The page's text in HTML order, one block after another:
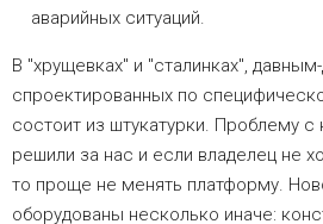
аварийных ситуаций.
В "хрущевках" и "сталинках",
спроектированных по
состоит из штукатурки. Проблему
решили за нас и если владелец не
то проще не менять платформу.
оборудованы несколько иначе: